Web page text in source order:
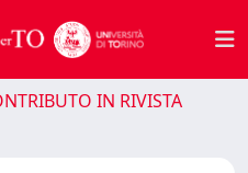
IN RIVISTA